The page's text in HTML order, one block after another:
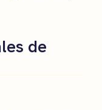
de